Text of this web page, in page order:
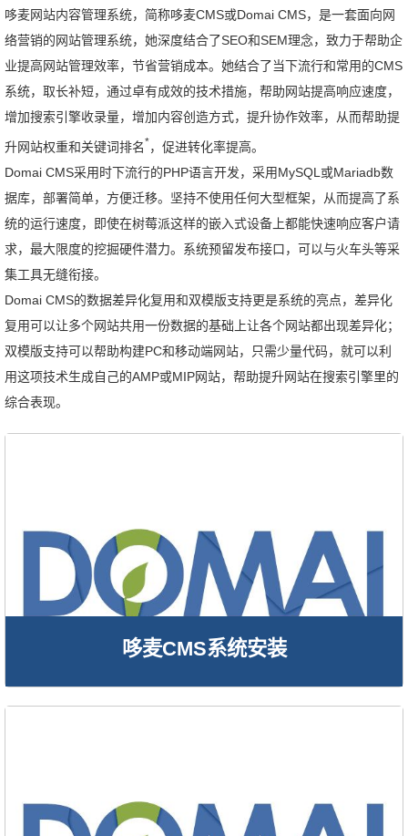
哆麦网站内容管理系统，简称哆麦CMS或Domai CMS，是一套面向网
络营销的网站管理系统，她深度结合了SEO和SEM理念，致力于帮助企
业提高网站管理效率，节省营销成本。她结合了当下流行和常用的CMS
系统，取长补短，通过卓有成效的技术措施，帮助网站提高响应速度，
增加搜索引擎收录量，增加内容创造方式，提升协作效率，从而帮助提
升网站权重和关键词排名*，促进转化率提高。
Domai CMS采用时下流行的PHP语言开发，采用MySQL或Mariadb数
据库，部署简单，方便迁移。坚持不使用任何大型框架，从而提高了系
统的运行速度，即使在树莓派这样的嵌入式设备上都能快速响应客户请
求，最大限度的挖掘硬件潜力。系统预留发布接口，可以与火车头等采
集工具无缝衔接。
Domai CMS的数据差异化复用和双模版支持更是系统的亮点，差异化
复用可以让多个网站共用一份数据的基础上让各个网站都出现差异化；
双模版支持可以帮助构建PC和移动端网站，只需少量代码，就可以利
用这项技术生成自己的AMP或MIP网站，帮助提升网站在搜索引擎里的
综合表现。
哆麦CMS系统安装